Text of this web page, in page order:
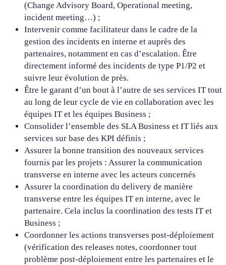
(Change Advisory Board, Operational meeting,
incident meeting…) ;
Intervenir comme facilitateur dans le cadre de la
gestion des incidents en interne et auprès des
partenaires, notamment en cas d’escalation. Être
directement informé des incidents de type P1/P2 et
suivre leur évolution de près.
Être le garant d’un bout à l’autre de ses services IT tout
au long de leur cycle de vie en collaboration avec les
équipes IT et les équipes Business ;
Consolider l’ensemble des SLA Business et IT liés aux
services sur base des KPI définis ;
Assurer la bonne transition des nouveaux services
fournis par les projets : Assurer la communication
transverse en interne avec les acteurs concernés
Assurer la coordination du delivery de manière
transverse entre les équipes IT en interne, avec le
partenaire. Cela inclus la coordination des tests IT et
Business ;
Coordonner les actions transverses post-déploiement
(vérification des releases notes, coordonner tout
problème post-déploiement entre les partenaires et le